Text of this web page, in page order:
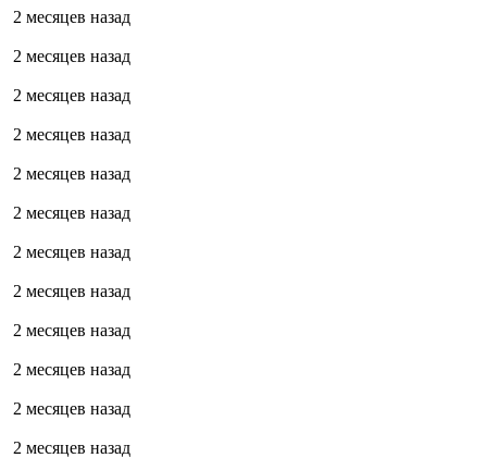
2 месяцев назад
2 месяцев назад
2 месяцев назад
2 месяцев назад
2 месяцев назад
2 месяцев назад
2 месяцев назад
2 месяцев назад
2 месяцев назад
2 месяцев назад
2 месяцев назад
2 месяцев назад